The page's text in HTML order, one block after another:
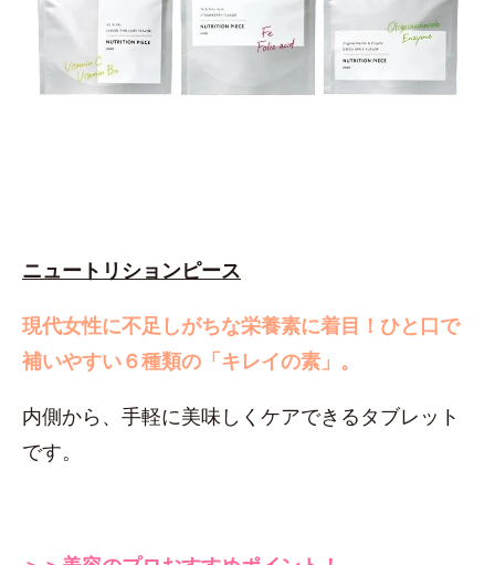
ニュートリションピース
現代女性に不足しがちな栄養素に着目！ ひと口で
補いやすい６種類の「キレイの素」。
内側から、手軽に美味しくケアできるタブレット
です。